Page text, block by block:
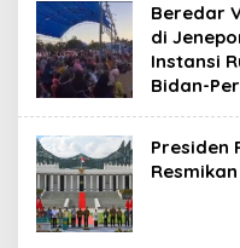
Beredar
di
Instansi
Bidan-
Presiden